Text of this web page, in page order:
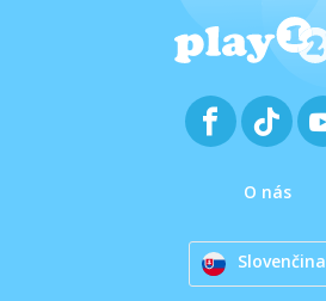
O nás
Slovenčina